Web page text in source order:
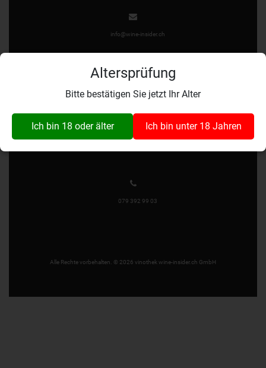
Altersprüfung
Bitte bestätigen Sie jetzt Ihr Alter
Ich bin 18 oder älter Ich bin unter 18 Jahren
info@wine-insider.ch
Wynaustrasse 1
4912 Aarwangen
079 392 99 03
Alle Rechte vorbehalten. © 2026 vinothek wine-insider.ch GmbH